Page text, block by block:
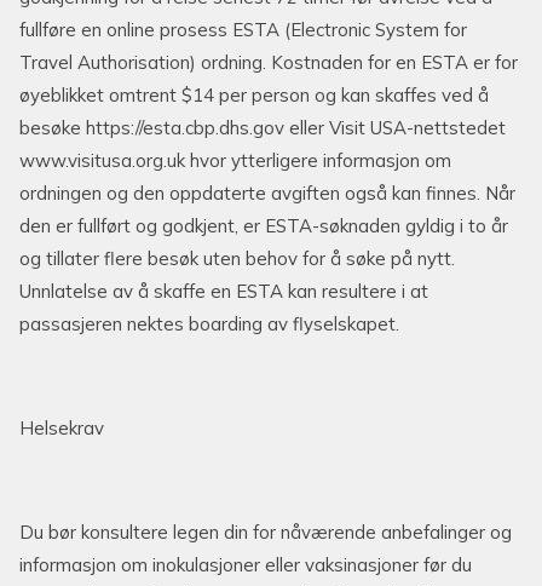
fullføre en online prosess ESTA (Electronic System for
Travel Authorisation) ordning. Kostnaden for en ESTA er for
øyeblikket omtrent $14 per person og kan skaffes ved å
besøke https://esta.cbp.dhs.gov eller Visit USA-nettstedet
www.visitusa.org.uk hvor ytterligere informasjon om
ordningen og den oppdaterte avgiften også kan finnes. Når
den er fullført og godkjent, er ESTA-søknaden gyldig i to år
og tillater flere besøk uten behov for å søke på nytt.
Unnlatelse av å skaffe en ESTA kan resultere i at
passasjeren nektes boarding av flyselskapet.
Helsekrav
Du bør konsultere legen din for nåværende anbefalinger og
informasjon om inokulasjoner eller vaksinasjoner før du